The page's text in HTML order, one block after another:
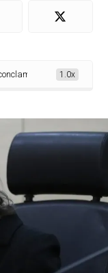
eleitores a1.0x